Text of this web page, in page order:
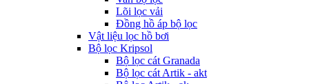
Lõi lọc vải
Đồng hồ áp bộ lọc
Vật liệu lọc hồ bơi
Bộ lọc Kripsol
Bộ lọc cát Granada
Bộ lọc cát Artik - akt